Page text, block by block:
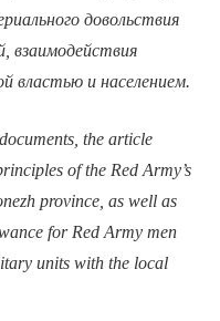
довольствия
взаимодействия
властью и населением.
the article
of the Red Army’s
province, as well as
for Red Army men
units with the local